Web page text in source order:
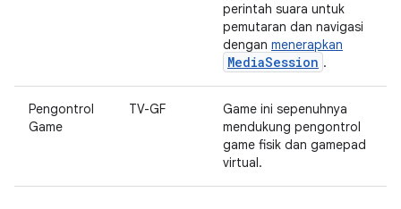
perintah suara untuk
pemutaran dan navigasi
dengan menerapkan
MediaSession .
Pengontrol
Game
TV-GF
Game ini sepenuhnya
mendukung pengontrol
game fisik dan gamepad
virtual.